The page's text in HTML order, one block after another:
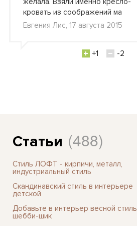
кровать из соображений ма
Евгения Лис, 17 августа 2015
+1 -2
Статьи (488)
Стиль ЛОФТ - кирпичи, металл,
индустриальный стиль
Скандинавский стиль в интерьере
детской
Добавьте в интерьер весной стиль
шебби-шик